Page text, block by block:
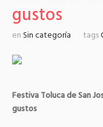
gustos
en Sin categoría tags
Festiva Toluca de San
gustos